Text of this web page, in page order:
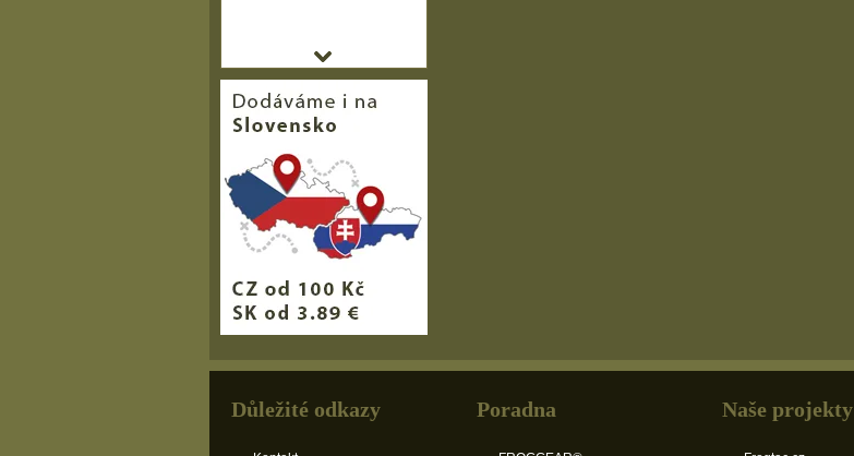
Důležité odkazy Poradna Naše projekty